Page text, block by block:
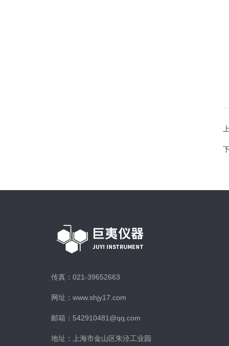
传真：021-39652663
网址：www.shjy17.com
邮箱：542910481@qq.com
地址：上海市金山区朱泾工业园